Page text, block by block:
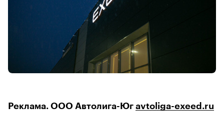
Реклама. ООО Автолига-Юг avtoliga-exeed.ru